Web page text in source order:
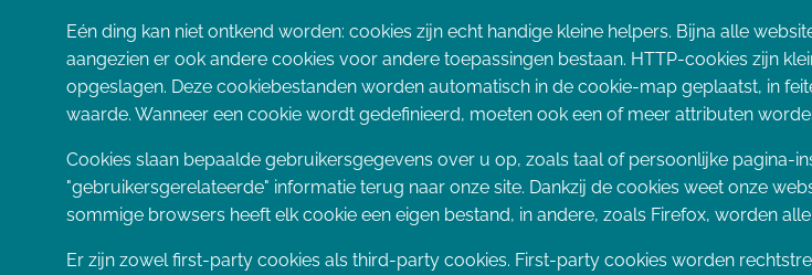
Eén ding kan niet ontkend worden: cookies zijn echt handige kleine helpers. Bijna alle
aangezien er ook andere cookies voor andere toepassingen bestaan. HTTP-cookies zijn
opgeslagen. Deze cookiebestanden worden automatisch in de cookie-map geplaatst, in
waarde. Wanneer een cookie wordt gedefinieerd, moeten ook een of meer attributen
Cookies slaan bepaalde gebruikersgegevens over u op, zoals taal of persoonlijke pagina-
"gebruikersgerelateerde" informatie terug naar onze site. Dankzij de cookies weet onze
sommige browsers heeft elk cookie een eigen bestand, in andere, zoals Firefox, worden
Er zijn zowel first-party cookies als third-party cookies. First-party cookies worden